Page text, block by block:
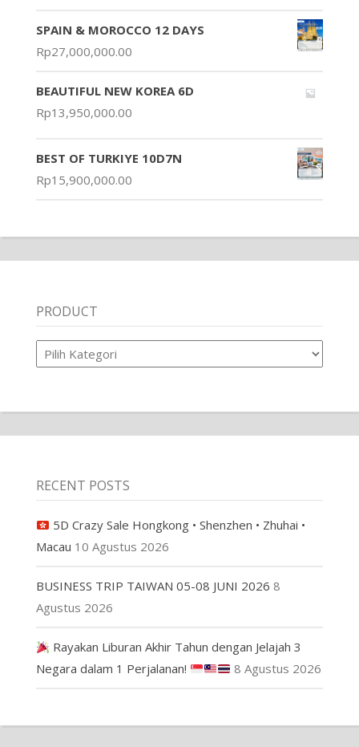
SPAIN & MOROCCO 12 DAYS
Rp27,000,000.00
BEAUTIFUL NEW KOREA 6D
Rp13,950,000.00
BEST OF TURKIYE 10D7N
Rp15,900,000.00
PRODUCT
Product
RECENT POSTS
5D Crazy Sale Hongkong • Shenzhen • Zhuhai •
Macau 10 Agustus 2026
BUSINESS TRIP TAIWAN 05-08 JUNI 2026 8
Agustus 2026
Rayakan Liburan Akhir Tahun dengan Jelajah 3
Negara dalam 1 Perjalanan!
8 Agustus 2026